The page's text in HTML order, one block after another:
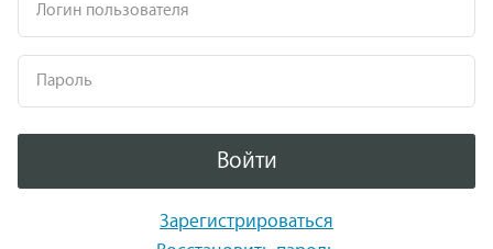
Логин пользователя
Пароль
Войти
Зарегистрироваться